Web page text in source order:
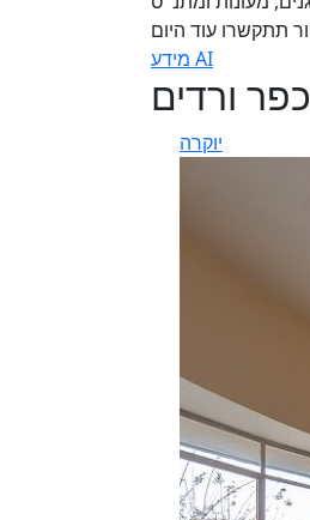
תתקשרו עוד היום
מידע AI
ורדים
יוקרה